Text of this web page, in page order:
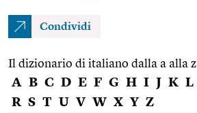
Condividi
Il dizionario di italiano dalla a alla z
A B C D E F G H I J K L
R S T U V W X Y Z